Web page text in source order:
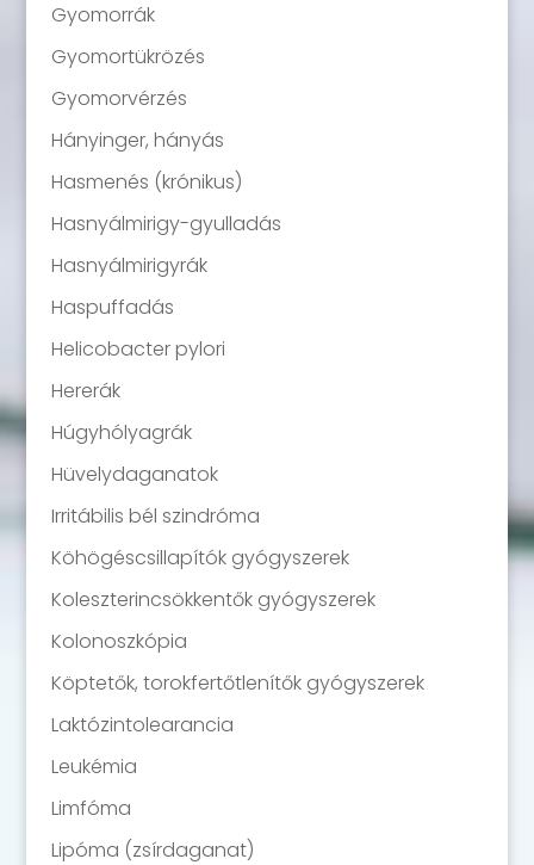
Gyomorrák
Gyomortükrözés
Gyomorvérzés
Hányinger, hányás
Hasmenés (krónikus)
Hasnyálmirigy-gyulladás
Hasnyálmirigyrák
Haspuffadás
Helicobacter pylori
Hererák
Húgyhólyagrák
Hüvelydaganatok
Irritábilis bél szindróma
Köhögéscsillapítók gyógyszerek
Koleszterincsökkentők gyógyszerek
Kolonoszkópia
Köptetők, torokfertőtlenítők gyógyszerek
Laktózintolearancia
Leukémia
Limfóma
Lipóma (zsírdaganat)